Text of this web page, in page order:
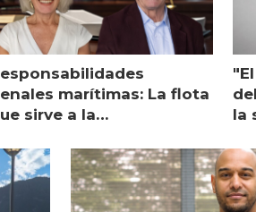
marítimas: La flota
sirve a la
la